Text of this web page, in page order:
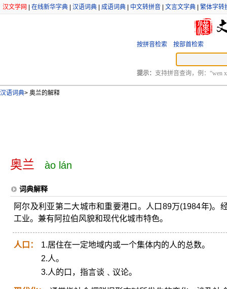
汉文学网 在线新华字典 汉语词典 成语词典 中文转拼音 文言文字典 繁体字转
按拼音检索 按部首检索
提示： 支持拼音查询，例：“wen
汉语词典> 奥兰的解释
奥兰 ào lán
词典解释
阿尔及利亚第二大城市和重要港口。人口89万(1984年)。
工业。兼有阿拉伯风貌和现代化城市特色。
人口：
1.居住在一定地域内或一个集体内的人的总数。
2.人。
3.人的口，指言谈﹑议论。